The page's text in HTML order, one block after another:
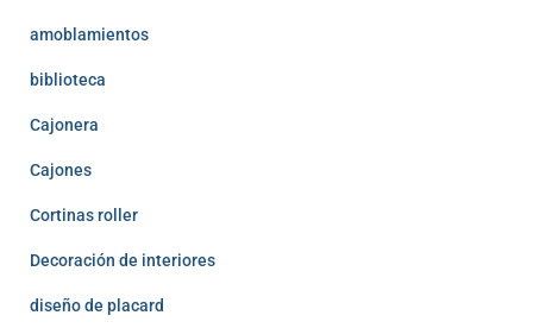
amoblamientos
biblioteca
Cajonera
Cajones
Cortinas roller
Decoración de interiores
diseño de placard